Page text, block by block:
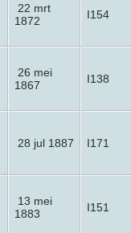
22 mrt
1872
I154
26 mei
1867
I138
28 jul 1887 I171
13 mei
1883
I151